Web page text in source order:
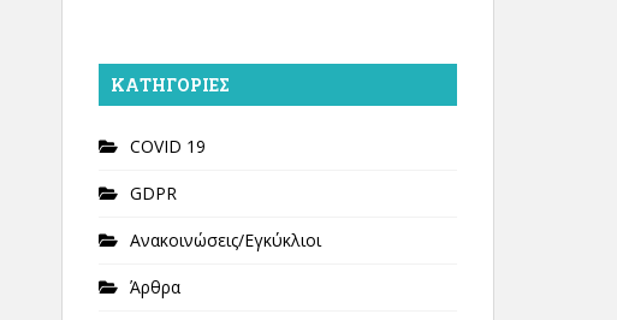
KΑΤΗΓΟΡΊΕΣ
COVID 19
GDPR
Ανακοινώσεις/Εγκύκλιοι
Άρθρα